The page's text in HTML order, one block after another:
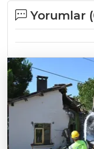
Yorumlar (